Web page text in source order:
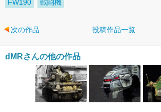
FW190
戦闘機
次の作品 投稿作品一覧
dMRさんの他の作品